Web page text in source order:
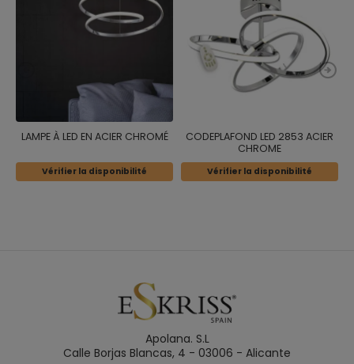
LAMPE À LED EN ACIER CHROMÉ
Vérifier la disponibilité
CODEPLAFOND LED 2853 ACIER
CHROME
Vérifier la disponibilité
Apolana. S.L
Calle Borjas Blancas, 4 - 03006 - Alicante